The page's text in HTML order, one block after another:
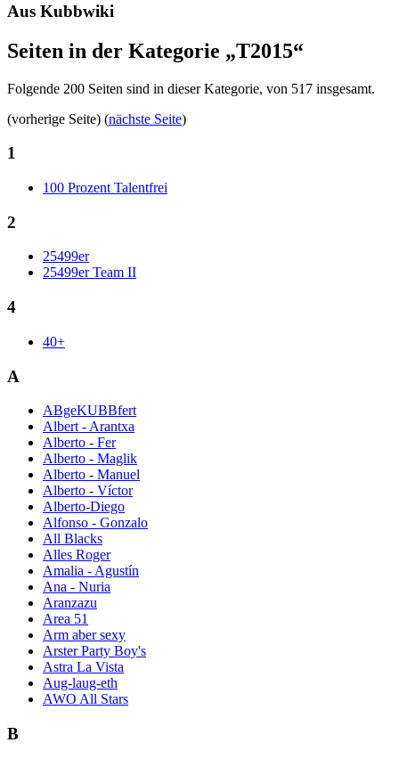
Aus Kubbwiki
Seiten in der Kategorie „T2015“
Folgende 200 Seiten sind in dieser Kategorie, von 517 insgesamt.
(vorherige Seite) (nächste Seite)
1
100 Prozent Talentfrei
2
25499er
25499er Team II
4
40+
A
ABgeKUBBfert
Albert - Arantxa
Alberto - Fer
Alberto - Maglik
Alberto - Manuel
Alberto - Víctor
Alberto-Diego
Alfonso - Gonzalo
All Blacks
Alles Roger
Amalia - Agustín
Ana - Nuria
Aranzazu
Area 51
Arm aber sexy
Arster Party Boy's
Astra La Vista
Aug-laug-eth
AWO All Stars
B